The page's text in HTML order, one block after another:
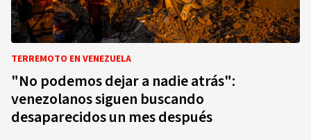
TERREMOTO EN VENEZUELA
"No podemos dejar a nadie atrás":
venezolanos siguen buscando
desaparecidos un mes después